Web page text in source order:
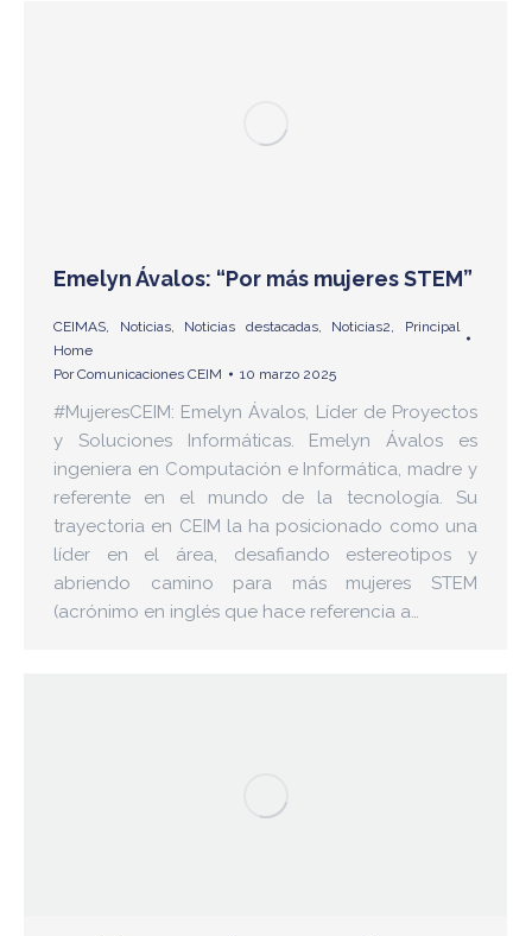
Emelyn Ávalos: “Por más mujeres STEM”
CEIMAS Noticias, Noticias destacadas, Noticias2
Principal
Home
PorComunicaciones CEIM 10 marzo 2025
#MujeresCEIM: Emelyn Ávalos, Líder de Proyectos
y Soluciones Informáticas. Emelyn Ávalos es
ingeniera en Computación e Informática, madre y
referente en el mundo de la tecnología. Su
trayectoria en CEIM la ha posicionado como una
líder en el área, desafiando estereotipos y
abriendo camino para más mujeres STEM
(acrónimo en inglés que hace referencia a…